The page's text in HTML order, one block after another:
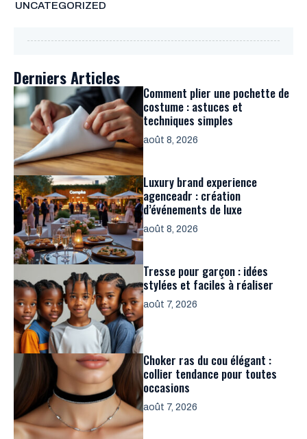
UNCATEGORIZED
Derniers Articles
Comment plier une pochette de
costume : astuces et
techniques simples
août 8, 2026
Luxury brand experience
agenceadr : création
d’événements de luxe
août 8, 2026
Tresse pour garçon : idées
stylées et faciles à réaliser
août 7, 2026
Choker ras du cou élégant :
collier tendance pour toutes
occasions
août 7, 2026